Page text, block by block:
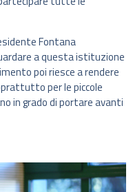
Fontana
a questa istituzione
poi riesce a rendere
per le piccole
in grado di portare avanti